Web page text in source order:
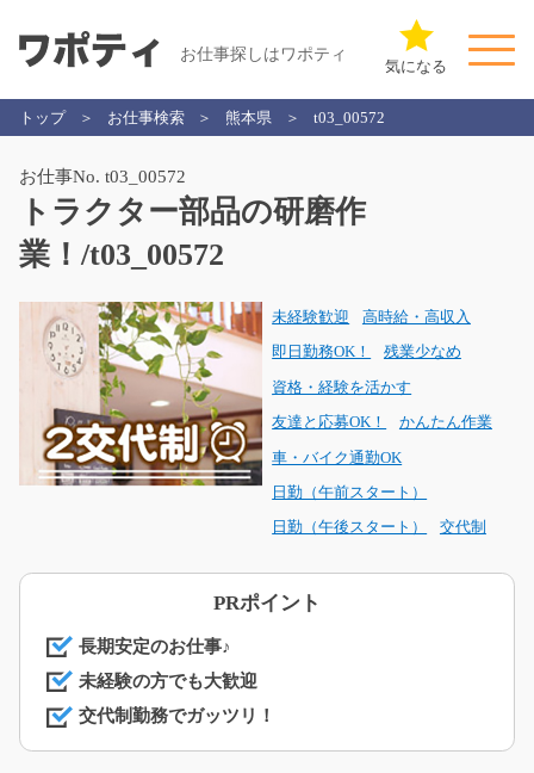
お仕事探しはワポティ
気になる
トップ お仕事検索 熊本県 t03_00572
お仕事No. t03_00572
トラクター部品の研磨作
業！/t03_00572
未経験歓迎 高時給・高収入
即日勤務OK！ 残業少なめ
資格・経験を活かす
友達と応募OK！ かんたん作業
車・バイク通勤OK
日勤（午前スタート）
日勤（午後スタート） 交代制
PRポイント
長期安定のお仕事♪
未経験の方でも大歓迎
交代制勤務でガッツリ！